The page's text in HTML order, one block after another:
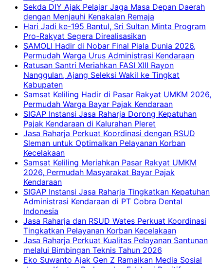
Sekda DIY Ajak Pelajar Jaga Masa Depan Daerah
dengan Menjauhi Kenakalan Remaja
Hari Jadi ke-195 Bantul, Sri Sultan Minta Program
Pro-Rakyat Segera Direalisasikan
SAMOLI Hadir di Nobar Final Piala Dunia 2026,
Permudah Warga Urus Administrasi Kendaraan
Ratusan Santri Meriahkan FASI XIII Rayon
Nanggulan, Ajang Seleksi Wakil ke Tingkat
Kabupaten
Samsat Keliling Hadir di Pasar Rakyat UMKM 2026,
Permudah Warga Bayar Pajak Kendaraan
SIGAP Instansi Jasa Raharja Dorong Kepatuhan
Pajak Kendaraan di Kalurahan Pleret
Jasa Raharja Perkuat Koordinasi dengan RSUD
Sleman untuk Optimalkan Pelayanan Korban
Kecelakaan
Samsat Keliling Meriahkan Pasar Rakyat UMKM
2026, Permudah Masyarakat Bayar Pajak
Kendaraan
SIGAP Instansi Jasa Raharja Tingkatkan Kepatuhan
Administrasi Kendaraan di PT Cobra Dental
Indonesia
Jasa Raharja dan RSUD Wates Perkuat Koordinasi
Tingkatkan Pelayanan Korban Kecelakaan
Jasa Raharja Perkuat Kualitas Pelayanan Santunan
melalui Bimbingan Teknis Tahun 2026
Eko Suwanto Ajak Gen Z Ramaikan Media Sosial